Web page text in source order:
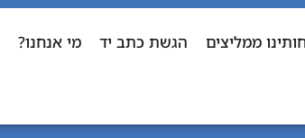
ממליצים הגשת כתב יד מי אנחנו?